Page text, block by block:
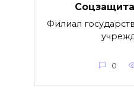
Филиал
0